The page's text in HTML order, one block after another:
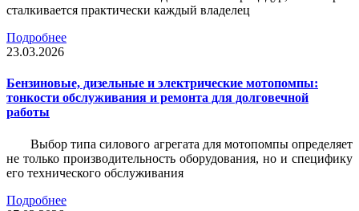
сталкивается практически каждый владелец
Подробнее
23.03.2026
Бензиновые, дизельные и электрические мотопомпы:
тонкости обслуживания и ремонта для долговечной
работы
Выбор типа силового агрегата для мотопомпы определяет
не только производительность оборудования, но и специфику
его технического обслуживания
Подробнее